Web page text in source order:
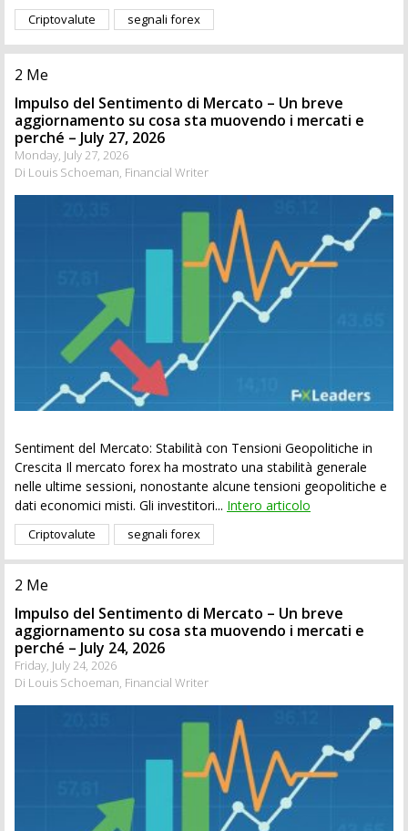
Criptovalute segnali forex
2 Me
Impulso del Sentimento di Mercato – Un breve
aggiornamento su cosa sta muovendo i mercati e
perché – July 27, 2026
Monday, July 27, 2026
Di Louis Schoeman, Financial Writer
Sentiment del Mercato: Stabilità con Tensioni Geopolitiche in
Crescita Il mercato forex ha mostrato una stabilità generale
nelle ultime sessioni, nonostante alcune tensioni geopolitiche e
dati economici misti. Gli investitori... Intero articolo
Criptovalute segnali forex
2 Me
Impulso del Sentimento di Mercato – Un breve
aggiornamento su cosa sta muovendo i mercati e
perché – July 24, 2026
Friday, July 24, 2026
Di Louis Schoeman, Financial Writer